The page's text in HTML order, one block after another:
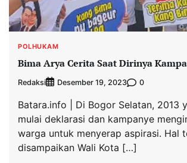
POLHUKAM
Bima Arya Cerita Saat Dirinya
Redaksi Desember 19, 2023 0
Batara.info | Di Bogor Selatan, 2013
mulai deklarasi dan kampanye
warga untuk menyerap aspirasi. Hal
disampaikan Wali Kota […]